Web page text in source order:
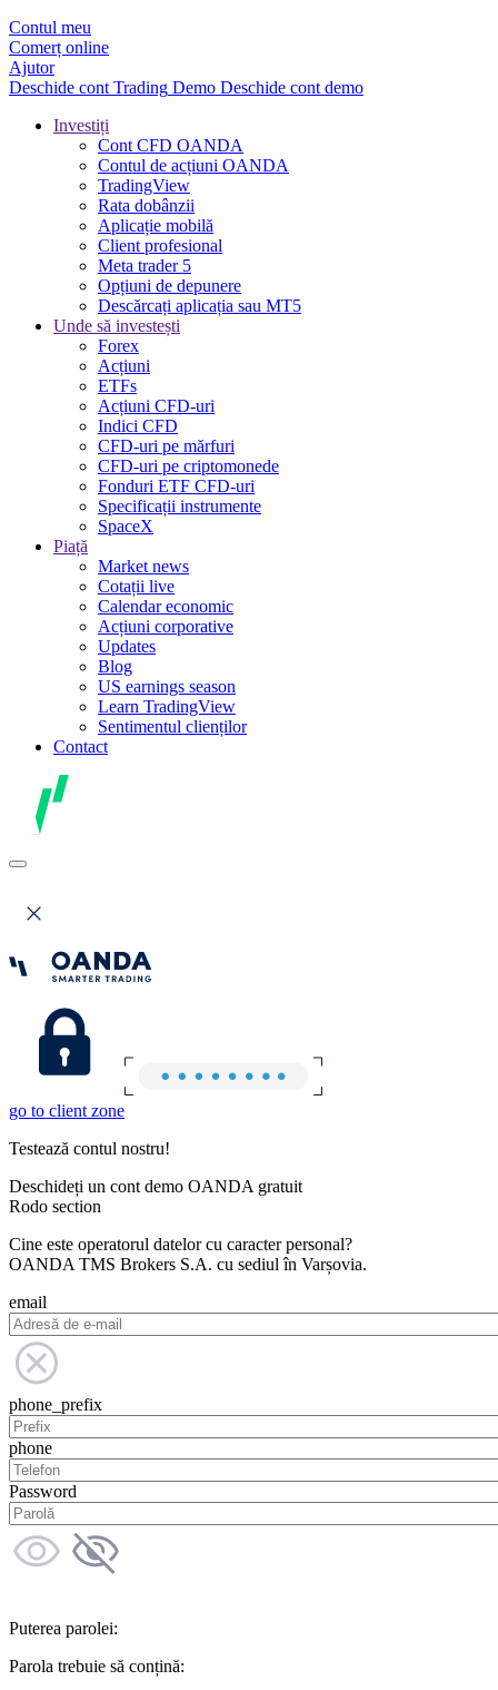
Contul meu
Comerț online
Ajutor
Deschide cont Trading Demo Deschide cont demo
Investiți
Cont CFD OANDA
Contul de acțiuni OANDA
TradingView
Rata dobânzii
Aplicație mobilă
Client profesional
Meta trader 5
Opțiuni de depunere
Descărcați aplicația sau MT5
Unde să investești
Forex
Acțiuni
ETFs
Acțiuni CFD-uri
Indici CFD
CFD-uri pe mărfuri
CFD-uri pe criptomonede
Fonduri ETF CFD-uri
Specificații instrumente
SpaceX
Piață
Market news
Cotații live
Calendar economic
Acțiuni corporative
Updates
Blog
US earnings season
Learn TradingView
Sentimentul clienților
Contact
go to client zone
Testează contul nostru!
Deschideți un cont demo OANDA gratuit
Rodo section
Cine este operatorul datelor cu caracter personal?
OANDA TMS Brokers S.A. cu sediul în Varșovia.
email
phone_prefix
phone
Password
Puterea parolei:
Parola trebuie să conțină: